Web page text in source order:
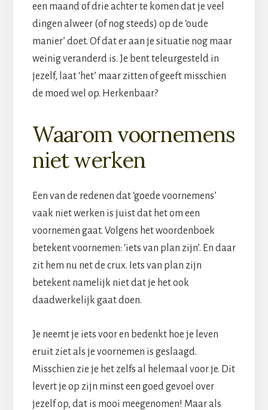
een maand of drie achter te komen dat je veel
dingen alweer (of nog steeds) op de ‘oude
manier’ doet. Of dat er aan je situatie nog maar
weinig veranderd is. Je bent teleurgesteld in
jezelf, laat ‘het’ maar zitten of geeft misschien
de moed wel op. Herkenbaar?
Waarom voornemens
niet werken
Een van de redenen dat ‘goede voornemens’
vaak niet werken is juist dat het om een
voornemen gaat. Volgens het woordenboek
betekent voornemen: ‘iets van plan zijn’. En daar
zit hem nu net de crux. Iets van plan zijn
betekent namelijk niet dat je het ook
daadwerkelijk gaat doen.
Je neemt je iets voor en bedenkt hoe je leven
eruit ziet als je voornemen is geslaagd.
Misschien zie je het zelfs al helemaal voor je. Dit
levert je op zijn minst een goed gevoel over
jezelf op, dat is mooi meegenomen! Maar als